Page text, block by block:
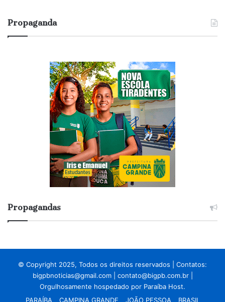
Propaganda
Propagandas
© Copyright 2025, Todos os direitos reservados | Contatos:
bigpbnoticias@gmail.com
contato@bigpb.com.br
Orgulhosamente hospedado por Paraíba Host.
PARAÍBA
CAMPINA GRANDE JOÃO PESSOA BRASIL